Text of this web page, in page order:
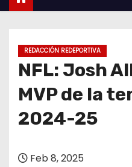
REDACCIÓN REDEPORTIVA
NFL: Josh
MVP de la
2024-25
Feb 8, 2025